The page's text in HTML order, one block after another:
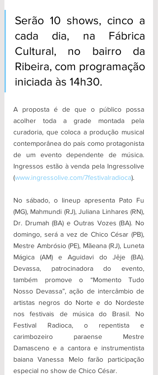
Serão 10 shows, cinco a
cada dia, na Fábrica
Cultural, no bairro da
Ribeira, com programação
iniciada às 14h30.
A proposta é de que o público possa
acolher toda a grade montada pela
curadoria, que coloca a produção musical
contemporânea do país como protagonista
de um evento dependente de música.
Ingressos estão à venda pela Ingressolive
(www.ingressolive.com/7festivalradioca).
No sábado, o lineup apresenta Pato Fu
(MG), Mahmundi (RJ), Juliana Linhares (RN),
Dr. Drumah (BA) e Outras Vozes (BA). No
domingo, será a vez de Chico César (PB),
Mestre Ambrósio (PE), Mãeana (RJ), Luneta
Mágica (AM) e Aguidavi do Jêje (BA).
Devassa, patrocinadora do evento,
também promove o “Momento Tudo
Nosso Devassa”, ação de intercâmbio de
artistas negros do Norte e do Nordeste
nos festivais de música do Brasil. No
Festival Radioca, o repentista e
carimbozeiro paraense Mestre
Damasceno e a cantora e instrumentista
baiana Vanessa Melo farão participação
especial no show de Chico César.